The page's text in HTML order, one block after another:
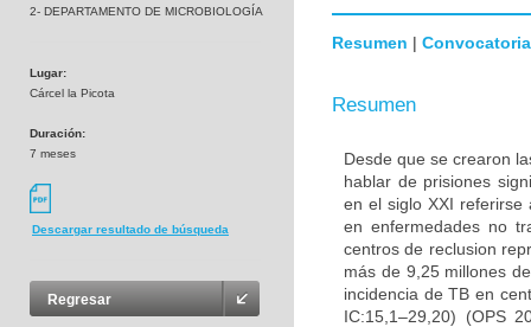
2- DEPARTAMENTO DE MICROBIOLOGÍA
Lugar:
Cárcel la Picota
Duración:
7 meses
Descargar resultado de búsqueda
Regresar
Resumen | Convocatoria
Resumen
Desde que se crearon
hablar de prisiones
en el siglo XXI referirse
en enfermedades no
centros de reclusion
más de 9,25 millones
incidencia de TB en
IC:15,1–29,20) (OPS